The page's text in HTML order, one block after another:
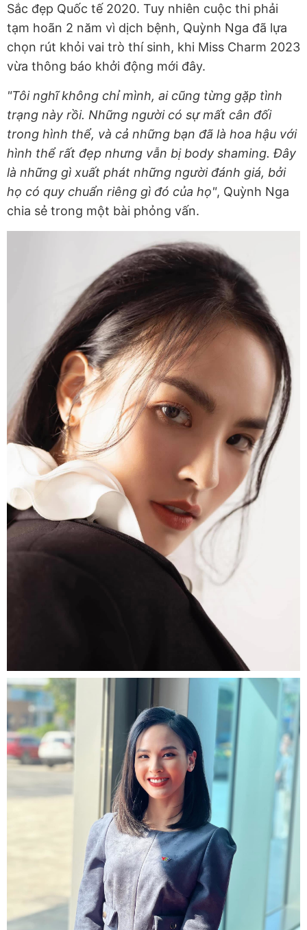
Sắc đẹp Quốc tế 2020. Tuy nhiên cuộc thi phải
tạm hoãn 2 năm vì dịch bệnh, Quỳnh Nga đã lựa
chọn rút khỏi vai trò thí sinh, khi Miss Charm 2023
vừa thông báo khởi động mới đây.
"Tôi nghĩ không chỉ mình, ai cũng từng gặp tình
trạng này rồi. Những người có sự mất cân đối
trong hình thể, và cả những bạn đã là hoa hậu với
hình thể rất đẹp nhưng vẫn bị body shaming. Đây
là những gì xuất phát những người đánh giá, bởi
họ có quy chuẩn riêng gì đó của họ", Quỳnh Nga
chia sẻ trong một bài phỏng vấn.